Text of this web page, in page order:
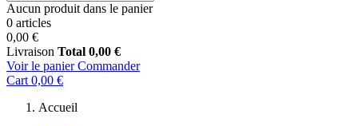
Aucun produit dans le panier
0 articles
0,00 €
Livraison Total 0,00 €
Voir le panier Commander
Cart 0,00 €
Accueil